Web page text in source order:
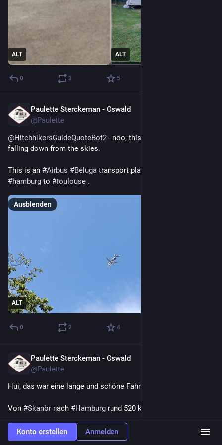
ALT ALT
0 3 5
Paulette Sterckeman - Oswald
@Paulette
@HitchhikersGuideQuoteBot2 - noo, this is not the whale
falling down from the skies.
This is an #Airbus #Beluga
#hamburg to #toulouse .
ALT
Ausblenden
0 2 4
Paulette Sterckeman - Oswald
@Paulette
Hui, das war eine lange und schöne Fahrt.
Von #Skanör nach #Hamburg rund 520 km in 7 Stunden.
Natürlich mit ein paar Pausen.
Konto erstellen Anmelden